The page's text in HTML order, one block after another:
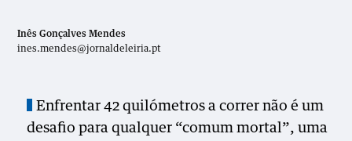
Inês Gonçalves Mendes
ines.mendes@jornaldeleiria.pt
Enfrentar 42 quilómetros a correr não é um
desafio para qualquer “comum mortal”, uma